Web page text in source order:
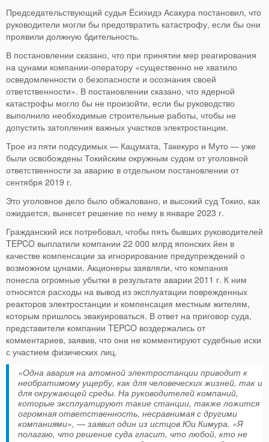
Председательствующий судья Ёсихидэ Асакура постановил, что
руководители могли бы предотвратить катастрофу, если бы они
проявили должную бдительность.
В постановлении сказано, что при принятии мер реагирования
на цунами компании-оператору «существенно не хватило
осведомленности о безопасности и осознания своей
ответственности». В постановлении сказано, что ядерной
катастрофы могло бы не произойти, если бы руководство
выполнило необходимые строительные работы, чтобы не
допустить затопления важных участков электростанции.
Трое из пяти подсудимых — Кацумата, Такекуро и Муто — уже
были освобождены Токийским окружным судом от уголовной
ответственности за аварию в отдельном постановлении от
сентября 2019 г.
Это уголовное дело было обжаловано, и высокий суд Токио, как
ожидается, вынесет решение по нему в январе 2023 г.
Гражданский иск потребовал, чтобы пять бывших руководителей
TEPCO выплатили компании 22 000 млрд японских йен в
качестве компенсации за игнорирование предупреждений о
возможном цунами. Акционеры заявляли, что компания
понесла огромные убытки в результате аварии 2011 г. К ним
относятся расходы на вывод из эксплуатации поврежденных
реакторов электростанции и компенсация местным жителям,
которым пришлось эвакуироваться. В ответ на приговор суда,
представители компании TEPCO воздержались от
комментариев, заявив, что они не комментируют судебные иски
с участием физических лиц.
«Одна авария на атомной электростанции приводит к
необратимому ущербу, как для человеческих жизней, так и
для окружающей среды. На руководителей компаний,
которые эксплуатируют такие станции, также ложится
огромная ответственность, несравнимая с другими
компаниями», — заявил один из истцов Юи Кимура. «Я
полагаю, что решение суда гласит, что любой, кто не